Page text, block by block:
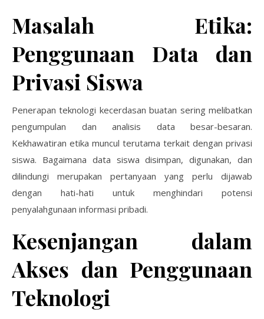
Masalah Etika:
Penggunaan Data dan
Privasi Siswa
Penerapan teknologi kecerdasan buatan sering melibatkan
pengumpulan dan analisis data besar-besaran.
Kekhawatiran etika muncul terutama terkait dengan privasi
siswa. Bagaimana data siswa disimpan, digunakan, dan
dilindungi merupakan pertanyaan yang perlu dijawab
dengan hati-hati untuk menghindari potensi
penyalahgunaan informasi pribadi.
Kesenjangan dalam
Akses dan Penggunaan
Teknologi